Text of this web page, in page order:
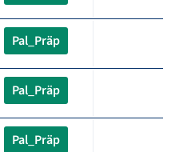
Pal_Präp
Pal_Präp
Pal_Präp